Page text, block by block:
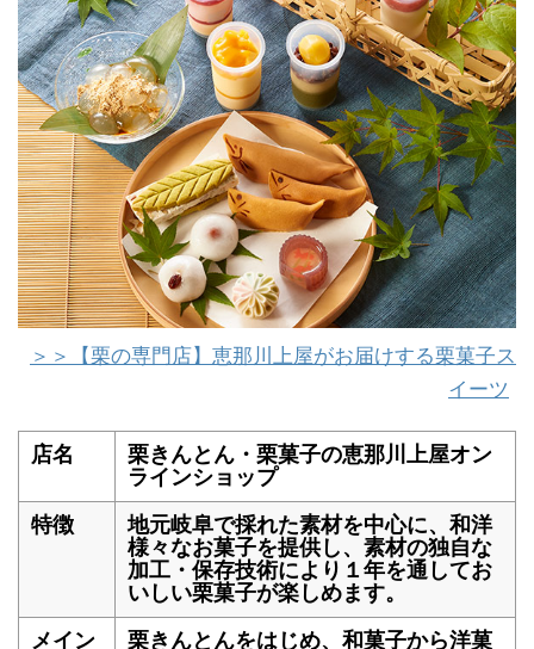
＞＞【栗の専門店】恵那川上屋がお届けする栗菓子ス
イーツ
店名
栗きんとん・栗菓子の恵那川上屋オン
ラインショップ
特徴
地元岐阜で採れた素材を中心に、和洋
様々なお菓子を提供し、素材の独自な
加工・保存技術により１年を通してお
いしい栗菓子が楽しめます。
メイン
栗きんとんをはじめ、和菓子から洋菓